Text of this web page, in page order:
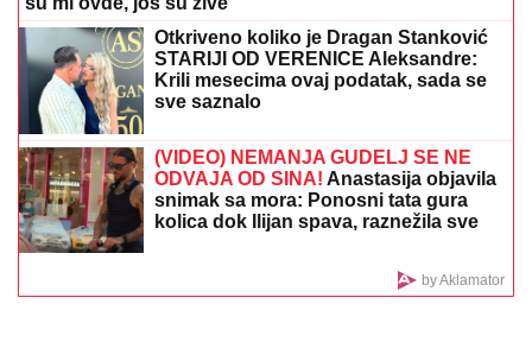
VAŽNO UPOZORENjE ZA VOZAČE: Sprema se opšti
haos, očekuju se velike gužve širom Srbije
Zaradila je 120.000 evra od Elite 9, a
uložila u promenu profesije